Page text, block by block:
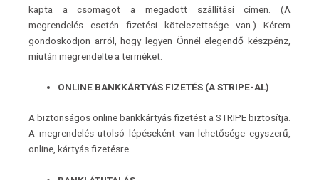
kapta a csomagot a megadott szállítási címen. (A
megrendelés esetén fizetési kötelezettsége van.) Kérem
gondoskodjon arról, hogy legyen Önnél elegendő készpénz,
miután megrendelte a terméket.
ONLINE BANKKÁRTYÁS FIZETÉS (A STRIPE-AL)
A biztonságos online bankkártyás fizetést a STRIPE biztosítja.
A megrendelés utolsó lépéseként van lehetősége egyszerű,
online, kártyás fizetésre.